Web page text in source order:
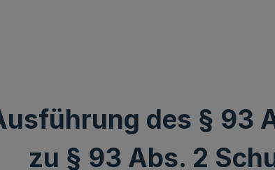
des § 93
zu § 93 Abs. 2